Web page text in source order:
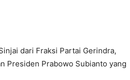
dari Fraksi Partai Gerindra,
Presiden Prabowo Subianto yang